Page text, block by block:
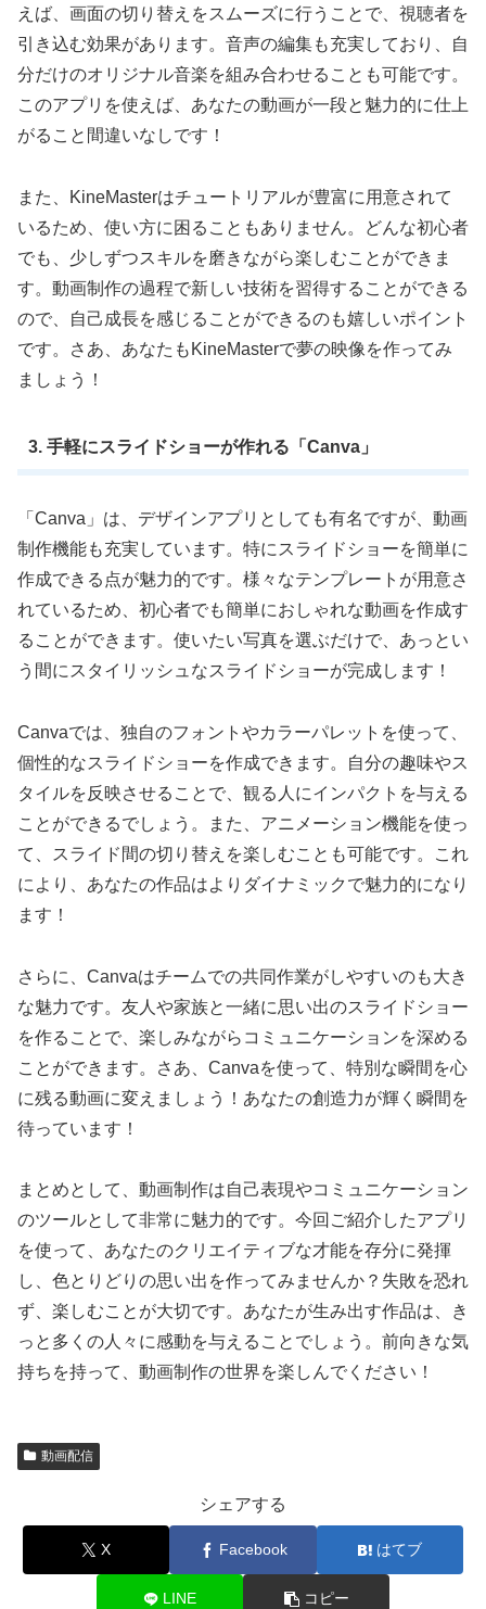
えば、画面の切り替えをスムーズに行うことで、視聴者を
引き込む効果があります。音声の編集も充実しており、自
分だけのオリジナル音楽を組み合わせることも可能です。
このアプリを使えば、あなたの動画が一段と魅力的に仕上
がること間違いなしです！
また、KineMasterはチュートリアルが豊富に用意されて
いるため、使い方に困ることもありません。どんな初心者
でも、少しずつスキルを磨きながら楽しむことができま
す。動画制作の過程で新しい技術を習得することができる
ので、自己成長を感じることができるのも嬉しいポイント
です。さあ、あなたもKineMasterで夢の映像を作ってみ
ましょう！
3. 手軽にスライドショーが作れる「Canva」
「Canva」は、デザインアプリとしても有名ですが、動画
制作機能も充実しています。特にスライドショーを簡単に
作成できる点が魅力的です。様々なテンプレートが用意さ
れているため、初心者でも簡単におしゃれな動画を作成す
ることができます。使いたい写真を選ぶだけで、あっとい
う間にスタイリッシュなスライドショーが完成します！
Canvaでは、独自のフォントやカラーパレットを使って、
個性的なスライドショーを作成できます。自分の趣味やス
タイルを反映させることで、観る人にインパクトを与える
ことができるでしょう。また、アニメーション機能を使っ
て、スライド間の切り替えを楽しむことも可能です。これ
により、あなたの作品はよりダイナミックで魅力的になり
ます！
さらに、Canvaはチームでの共同作業がしやすいのも大き
な魅力です。友人や家族と一緒に思い出のスライドショー
を作ることで、楽しみながらコミュニケーションを深める
ことができます。さあ、Canvaを使って、特別な瞬間を心
に残る動画に変えましょう！あなたの創造力が輝く瞬間を
待っています！
まとめとして、動画制作は自己表現やコミュニケーション
のツールとして非常に魅力的です。今回ご紹介したアプリ
を使って、あなたのクリエイティブな才能を存分に発揮
し、色とりどりの思い出を作ってみませんか？失敗を恐れ
ず、楽しむことが大切です。あなたが生み出す作品は、き
っと多くの人々に感動を与えることでしょう。前向きな気
持ちを持って、動画制作の世界を楽しんでください！
動画配信
シェアする
X Facebook はてブ
LINE コピー